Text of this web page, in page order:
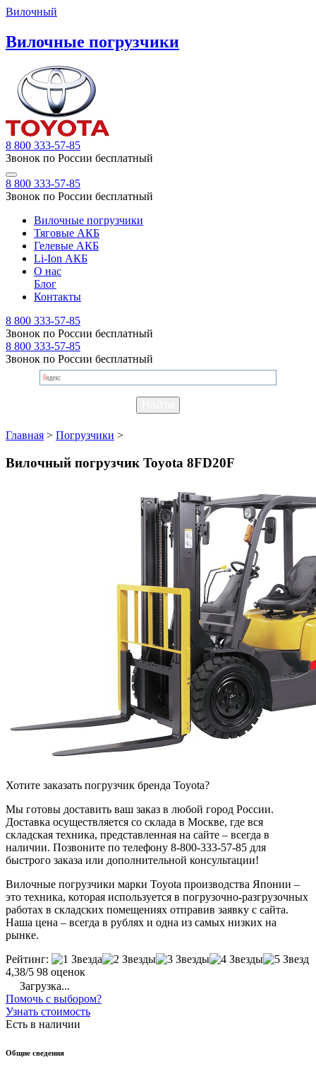
Вилочный
Вилочные погрузчики
8 800 333-57-85
Звонок по России бесплатный
8 800 333-57-85
Звонок по России бесплатный
Вилочные погрузчики
Тяговые АКБ
Гелевые АКБ
Li-Ion АКБ
О нас
Блог
Контакты
8 800 333-57-85
Звонок по России бесплатный
8 800 333-57-85
Звонок по России бесплатный
Главная > Погрузчики >
Вилочный погрузчик Toyota 8FD20F
Хотите заказать погрузчик бренда Toyota?
Мы готовы доставить ваш заказ в любой город России.
Доставка осуществляется со склада в Москве, где вся
складская техника, представленная на сайте – всегда в
наличии. Позвоните по телефону 8-800-333-57-85 для
быстрого заказа или дополнительной консультации!
Вилочные погрузчики марки Toyota производства Японии –
это техника, которая используется в погрузочно-разгрузочных
работах в складских помещениях отправив заявку с сайта.
Наша цена – всегда в рублях и одна из самых низких на
рынке.
Рейтинг:
4,38/5 98 оценок
Загрузка...
Помочь с выбором?
Узнать стоимость
Есть в наличии
Общие сведения